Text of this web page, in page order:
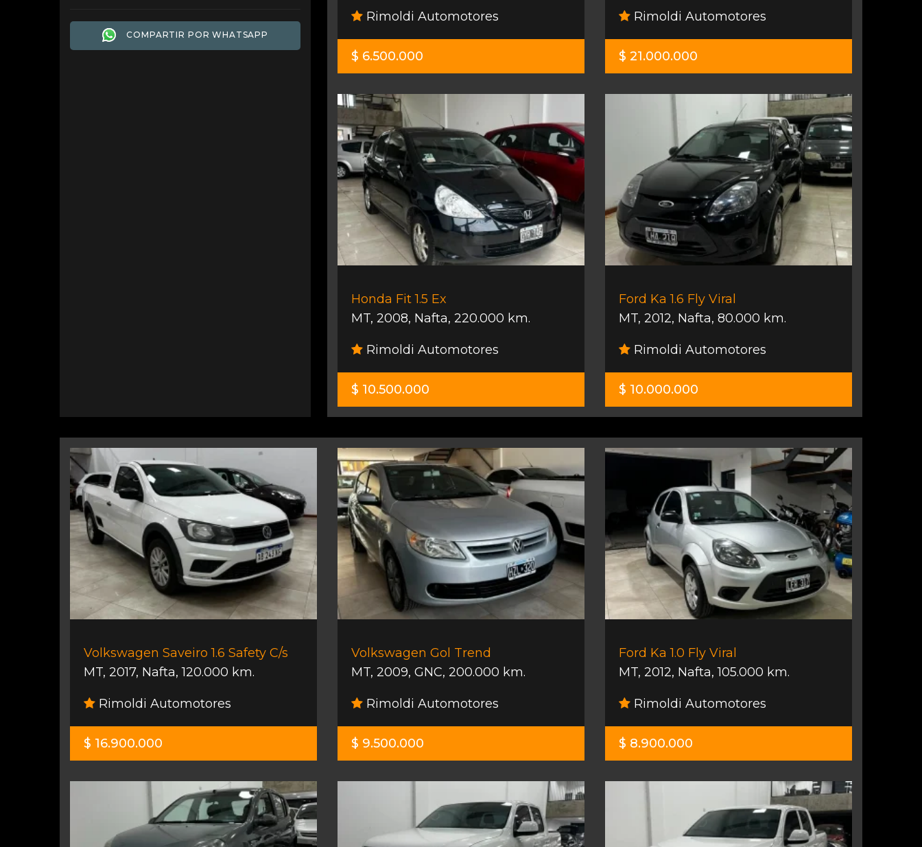
COMPARTIR POR WHATSAPP
Rimoldi Automotores
$ 6.500.000
Rimoldi Automotores
$ 21.000.000
Honda Fit 1.5 Ex
MT, 2008, Nafta, 220.000 km.
Rimoldi Automotores
$ 10.500.000
Ford Ka 1.6 Fly Viral
MT, 2012, Nafta, 80.000 km.
Rimoldi Automotores
$ 10.000.000
Volkswagen Saveiro 1.6 Safety C/s
MT, 2017, Nafta,120.000 km.
Rimoldi Automotores
$ 16.900.000
Volkswagen Gol Trend
MT, 2009, GNC, 200.000 km.
Rimoldi Automotores
$ 9.500.000
Ford Ka 1.0 Fly Viral
MT, 2012, Nafta,105.000 km.
Rimoldi Automotores
$ 8.900.000